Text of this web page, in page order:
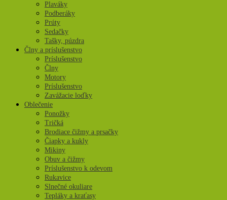
Plaváky
Podberáky
Prúty
Sedačky
Tašky, púzdra
Člny a príslušenstvo
Príslušenstvo
Člny
Motory
Príslušenstvo
Zavážacie loďky
Oblečenie
Ponožky
Tričká
Brodiace čižmy a prsačky
Čiapky a kukly
Mikiny
Obuv a čižmy
Príslušenstvo k odevom
Rukavice
Slnečné okuliare
Tepláky a kraťasy